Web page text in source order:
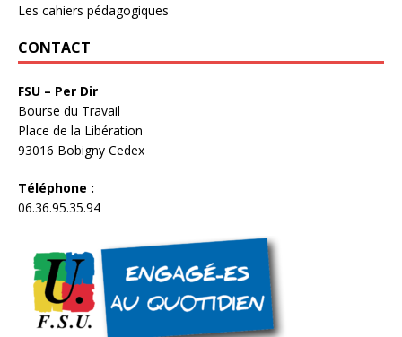
Les cahiers pédagogiques
CONTACT
FSU – Per Dir
Bourse du Travail
Place de la Libération
93016 Bobigny Cedex
Téléphone :
06.36.95.35.94